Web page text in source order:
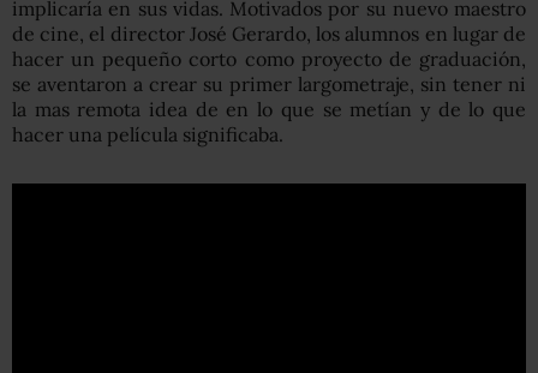
implicaría en sus vidas. Motivados por su nuevo maestro
de cine, el director José Gerardo, los alumnos en lugar de
hacer un pequeño corto como proyecto de graduación,
se aventaron a crear su primer largometraje, sin tener ni
la mas remota idea de en lo que se metían y de lo que
hacer una película significaba.